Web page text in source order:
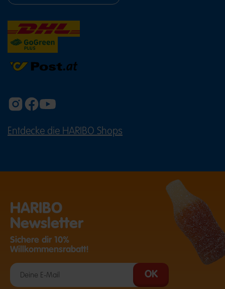
Entdecke die HARIBO Shops
HARIBO
Newsletter
Sichere dir 10%
Willkommensrabatt!